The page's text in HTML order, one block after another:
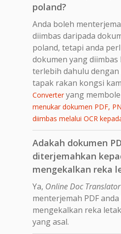
poland?
Anda boleh
diimbas daripada
poland, tetapi anda
dokumen yang diimbas
terlebih dahulu
tapak rakan kongsi
Converteryang
menukar dokumen PDF,
diimbas melalui OCR
Adakah dokumen
diterjemahkan
mengekalkan reka
Ya, Online Doc Translator
menterjemah PDF
mengekalkan reka
yang asal.